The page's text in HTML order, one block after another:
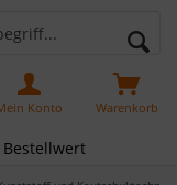
Bestellwert
Warenkorb
Konto